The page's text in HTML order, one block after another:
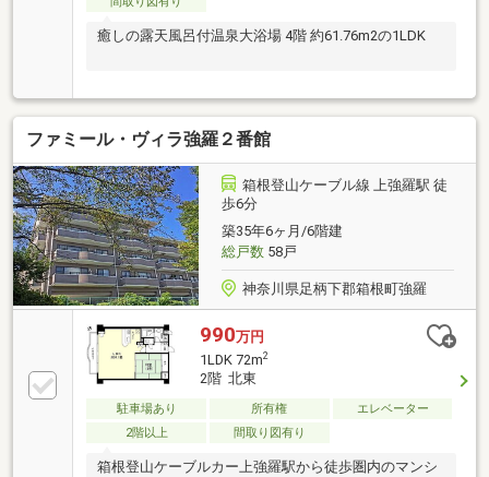
癒しの露天風呂付温泉大浴場 4階 約61.76m2の1LDK
ファミール・ヴィラ強羅２番館
箱根登山ケーブル線 上強羅駅 徒
歩6分
築35年6ヶ月/6階建
総戸数58戸
神奈川県足柄下郡箱根町強羅
990万円
1LDK 72m2
2階 北東
駐車場あり 所有権
エレベーター
2階以上
間取り図有り
箱根登山ケーブルカー上強羅駅から徒歩圏内のマンシ